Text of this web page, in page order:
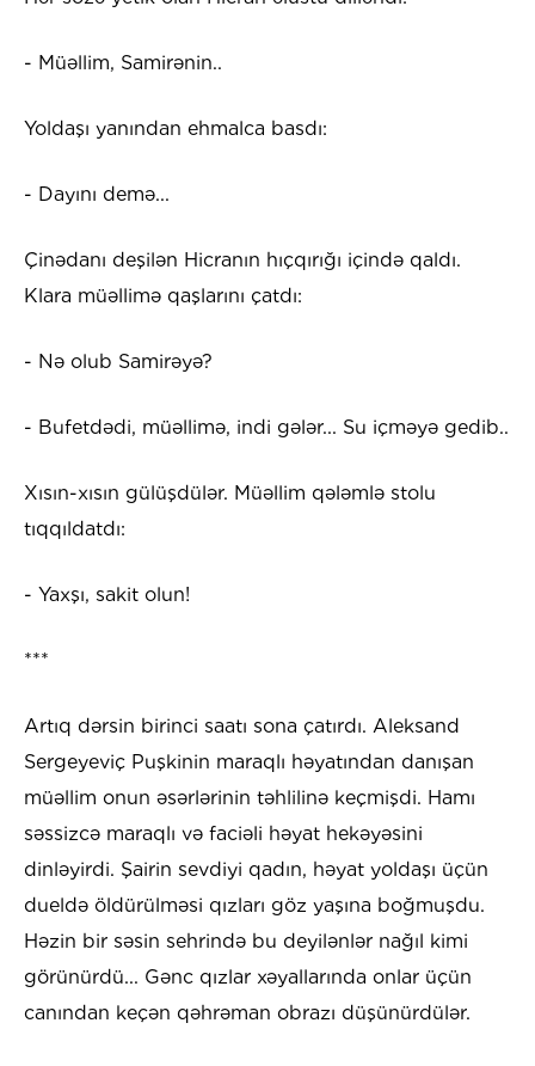
- Müəllim, Samirənin..
Yoldaşı yanından ehmalca basdı:
- Dayını demə...
Çinədanı deşilən Hicranın hıçqırığı içində qaldı.
Klara müəllimə qaşlarını çatdı:
- Nə olub Samirəyə?
- Bufetdədi, müəllimə, indi gələr... Su içməyə gedib..
Xısın-xısın gülüşdülər. Müəllim qələmlə stolu
tıqqıldatdı:
- Yaxşı, sakit olun!
***
Artıq dərsin birinci saatı sona çatırdı. Aleksand
Sergeyeviç Puşkinin maraqlı həyatından danışan
müəllim onun əsərlərinin təhlilinə keçmişdi. Hamı
səssizcə maraqlı və faciəli həyat hekəyəsini
dinləyirdi. Şairin sevdiyi qadın, həyat yoldaşı üçün
dueldə öldürülməsi qızları göz yaşına boğmuşdu.
Həzin bir səsin sehrində bu deyilənlər nağıl kimi
görünürdü... Gənc qızlar xəyallarında onlar üçün
canından keçən qəhrəman obrazı düşünürdülər.